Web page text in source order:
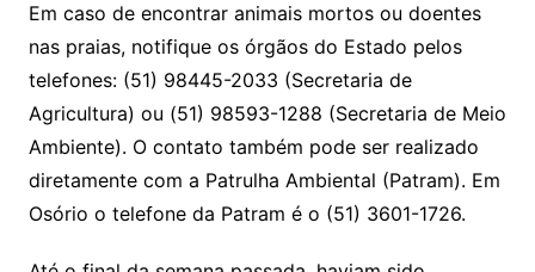
Em caso de encontrar animais mortos ou doentes
nas praias, notifique os órgãos do Estado pelos
telefones: (51) 98445-2033 (Secretaria de
Agricultura) ou (51) 98593-1288 (Secretaria de Meio
Ambiente). O contato também pode ser realizado
diretamente com a Patrulha Ambiental (Patram). Em
Osório o telefone da Patram é o (51) 3601-1726.